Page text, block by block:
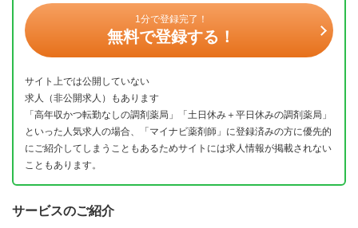
1分で登録完了！
無料で登録する！
サイト上では公開していない
求人（非公開求人）もあります
「高年収かつ転勤なしの調剤薬局」「土日休み＋平日休みの調剤薬局」
といった人気求人の場合、「マイナビ薬剤師」に登録済みの方に優先的
にご紹介してしまうこともあるためサイトには求人情報が掲載されない
こともあります。
サービスのご紹介